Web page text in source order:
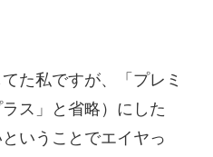
た私ですが、「プレミ
ス」と省略）にした
いうことでエイヤっ